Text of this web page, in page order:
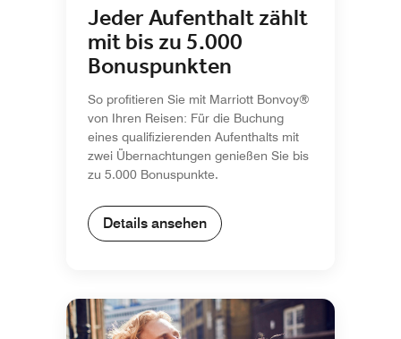
Jeder Aufenthalt zählt
mit bis zu 5.000
Bonuspunkten
So profitieren Sie mit Marriott Bonvoy®
von Ihren Reisen: Für die Buchung
eines qualifizierenden Aufenthalts mit
zwei Übernachtungen genießen Sie bis
zu 5.000 Bonuspunkte.
Details ansehen